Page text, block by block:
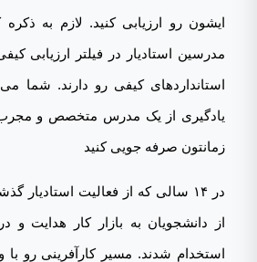
ایشون رو ارزیابی کنید. لازم به
مدرسین استادیار در فیلتر ارزیابی
استانداردهای کیفی رو دارند. شما
یادگیری از یک مدرس متخصص و مجرب
زمانتون صرفه جویی کنید
از دانشجویان به بازار کار هدایت
استخدام شدند. مسیر کارآفرینی رو